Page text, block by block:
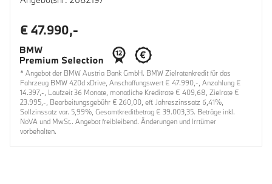
€ 47.990,-
* Angebot der BMW Austria Bank GmbH. BMW Zielratenkredit für das
Fahrzeug BMW 420d xDrive, Anschaffungswert € 47.990,-, Anzahlung €
14.397,-, Laufzeit 36 Monate, monatliche Kreditrate € 409,68, Zielrate €
23.995,-, Bearbeitungsgebühr € 260,00, eff. Jahreszinssatz 6,41%,
Sollzinssatz var. 5,99%, Gesamtkreditbetrag € 39.003,35. Beträge inkl.
NoVA und MwSt.. Angebot freibleibend. Änderungen und Irrtümer
vorbehalten.